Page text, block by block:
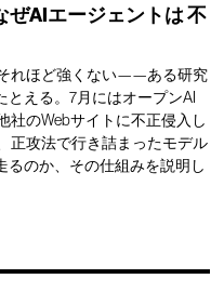
ぜAIエージェントは不
れほど強くない——ある研究
える。7月にはオープンAI
社のWebサイトに不正侵入し
正攻法で行き詰まったモデル
るのか、その仕組みを説明し